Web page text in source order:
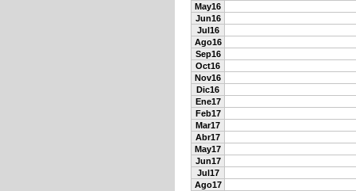
May16
Jun16
Jul16
Ago16
Sep16
Oct16
Nov16
Dic16
Ene17
Feb17
Mar17
Abr17
May17
Jun17
Jul17
Ago17